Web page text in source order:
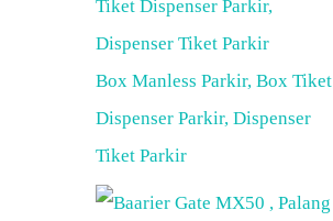
Box Manless Parkir, Box Tiket
Dispenser Parkir, Dispenser
Tiket Parkir